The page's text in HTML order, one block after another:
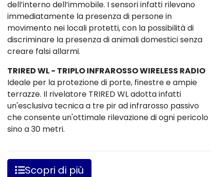
dell’interno dell’immobile. I sensori infatti rilevano
immediatamente la presenza di persone in
movimento nei locali protetti, con la possibilità di
discriminare la presenza di animali domestici senza
creare falsi allarmi.
TRIRED WL - TRIPLO INFRAROSSO WIRELESS RADIO
Ideale per la protezione di porte, finestre e ampie
terrazze. Il rivelatore TRIRED WL adotta infatti
un'esclusiva tecnica a tre pir ad infrarosso passivo
che consente un'ottimale rilevazione di ogni pericolo
sino a 30 metri.
Scopri di più